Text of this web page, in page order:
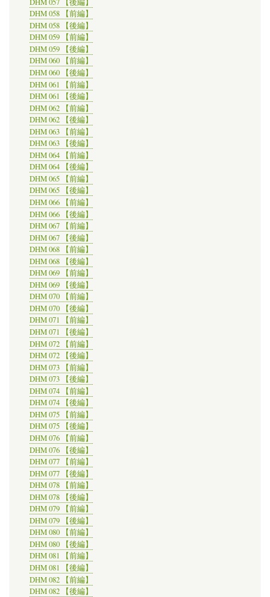
DHM 058 【前編】
DHM 058 【後編】
DHM 059 【前編】
DHM 059 【後編】
DHM 060 【前編】
DHM 060 【後編】
DHM 061 【前編】
DHM 061 【後編】
DHM 062 【前編】
DHM 062 【後編】
DHM 063 【前編】
DHM 063 【後編】
DHM 064 【前編】
DHM 064 【後編】
DHM 065 【前編】
DHM 065 【後編】
DHM 066 【前編】
DHM 066 【後編】
DHM 067 【前編】
DHM 067 【後編】
DHM 068 【前編】
DHM 068 【後編】
DHM 069 【前編】
DHM 069 【後編】
DHM 070 【前編】
DHM 070 【後編】
DHM 071 【前編】
DHM 071 【後編】
DHM 072 【前編】
DHM 072 【後編】
DHM 073 【前編】
DHM 073 【後編】
DHM 074 【前編】
DHM 074 【後編】
DHM 075 【前編】
DHM 075 【後編】
DHM 076 【前編】
DHM 076 【後編】
DHM 077 【前編】
DHM 077 【後編】
DHM 078 【前編】
DHM 078 【後編】
DHM 079 【前編】
DHM 079 【後編】
DHM 080 【前編】
DHM 080 【後編】
DHM 081 【前編】
DHM 081 【後編】
DHM 082 【前編】
DHM 082 【後編】